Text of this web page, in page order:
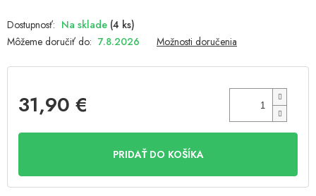
Na sklade (4 ks)
Môžeme doručiť do: 7.8.2026 Možnosti doručenia
31,90 €
PRIDAŤ DO KOŠÍKA